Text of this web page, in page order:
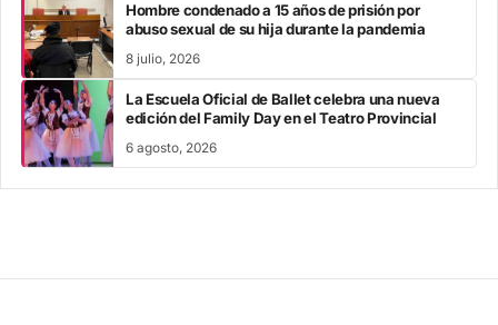
Hombre condenado a 15 años de prisión por
abuso sexual de su hija durante la pandemia
8 julio, 2026
La Escuela Oficial de Ballet celebra una nueva
edición del Family Day en el Teatro Provincial
6 agosto, 2026